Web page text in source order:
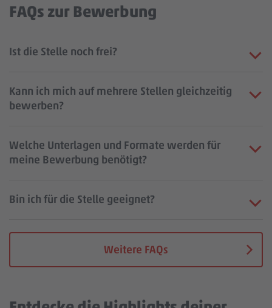
FAQs zur Bewerbung
Ist die Stelle noch frei?
Kann ich mich auf mehrere Stellen gleichzeitig
bewerben?
Welche Unterlagen und Formate werden für
meine Bewerbung benötigt?
Bin ich für die Stelle geeignet?
Weitere FAQs